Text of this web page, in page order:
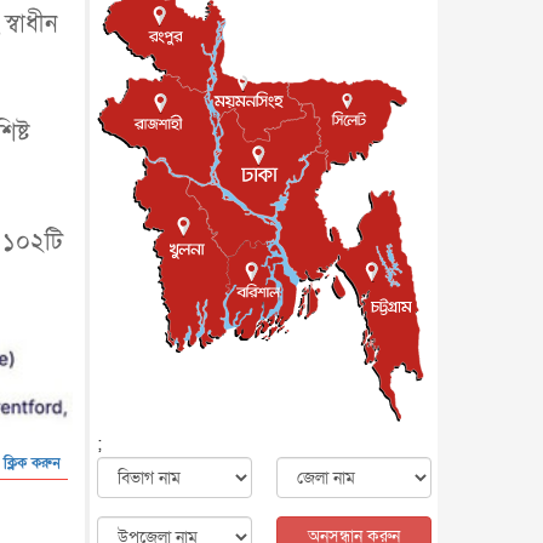
১০২টি
ক্লিক করুন
পাকিস্তান-তুরস্কের সঙ্গে প্রতিরক্ষা
চুক্তি সৌদি আরবকে কতটা ন...
আন্তর্জাতিক ৮ আগস্ট, ২০২৬
যুক্তরাজ্যে গ্রুমিং কেলেঙ্কারি :
পাকিস্তানির অপরাধে অস্বস্তি...
আন্তর্জাতিক
বিরোধ কাটিয়ে কূটনৈতিক সম্পর্ক
পুনঃস্থাপন করছে মেক্সিকো ও
পের...আন্তর্জাতিক ৮ আগস্ট, ২০২৬
এবার ওটিটিতে মুক্তি পেল ‘মালিক’
বিনোদন ৮ আগস্ট, ২০২৬
রিয়ালকে ‘না’ বলা রদ্রির জন্য
বার্সার কাছে কত চাইল ম্যানসিটি
শিল্পকলায় চলচ্চিত্র উৎসব, বিনা
মূল্যে দেখা যাবে ৬ সিনেমা
বিনোদন
;
অনুসন্ধান করুন